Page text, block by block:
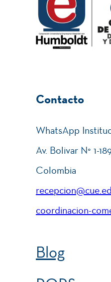
Contacto
WhatsApp
Av. Bolivar N° 1-
Colombia
coordinacion-
Blog